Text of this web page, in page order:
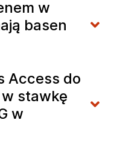
w
basen
Access do
stawkę
w